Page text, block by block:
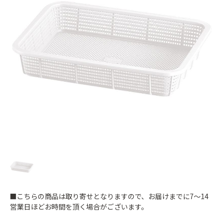
■こちらの商品は取り寄せとなりますので、お届けまでに7～14
営業日ほどお時間を頂く場合がございます。